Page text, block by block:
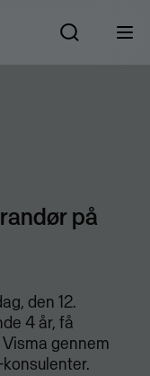
på
den 12.
4 år, få
gennem